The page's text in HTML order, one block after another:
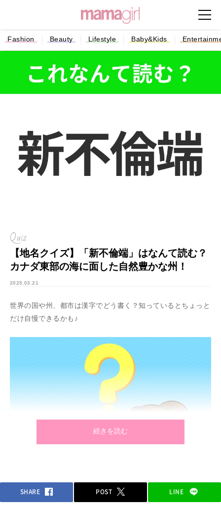
Fashion Beauty Lifestyle Baby&Kids
Quiz
【地名クイズ】「新不倫端」はなんて読む？
カナダ東部の海に面した自然豊かな州！
2025.03.21
世界の国や州、都市は漢字でどう書く？知っているとちょっと
だけ自慢できるかも♪
続きを読む
SHARE POST LINE